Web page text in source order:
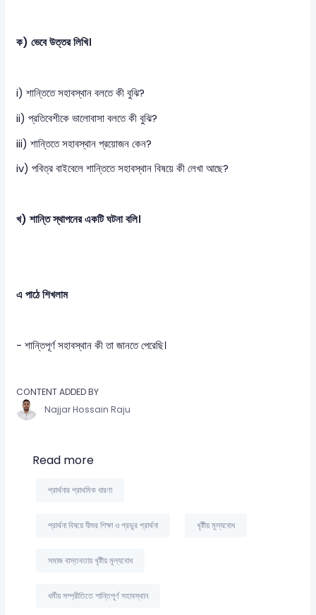
ক) ভেবে উত্তর লিখি।
i) শান্তিতে সহাবস্থান বলতে কী বুঝি?
ii) প্রতিবেশীকে ভালোবাসা বলতে কী বুঝি?
iii) শান্তিতে সহাবস্থান প্রয়োজন কেন?
iv) পবিত্র বাইবেলে শান্তিতে সহাবস্থান বিষয়ে কী লেখা আছে?
খ) শান্তি স্থাপনের একটি ঘটনা বলি।
এ পাঠে শিখলাম
- শান্তিপূর্ণ সহাবস্থান কী তা জানতে পেরেছি।
CONTENT ADDED BY
Najjar Hossain Raju
Read more
প্রার্থনার প্রাথমিক ধারণা
প্রার্থনা বিষয়ে যীশুর শিক্ষা ও প্রভুর প্রার্থনা খৃষ্টীয় মূল্যবোধ
সমাজ বাস্তবতায় খৃষ্টীয় মূল্যবোধ
ধর্মীয় সম্প্রীতিতে শান্তিপূর্ণ সহাবস্থান